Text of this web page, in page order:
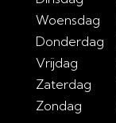
Woensdag
Donderdag
Vrijdag
Zaterdag
Zondag